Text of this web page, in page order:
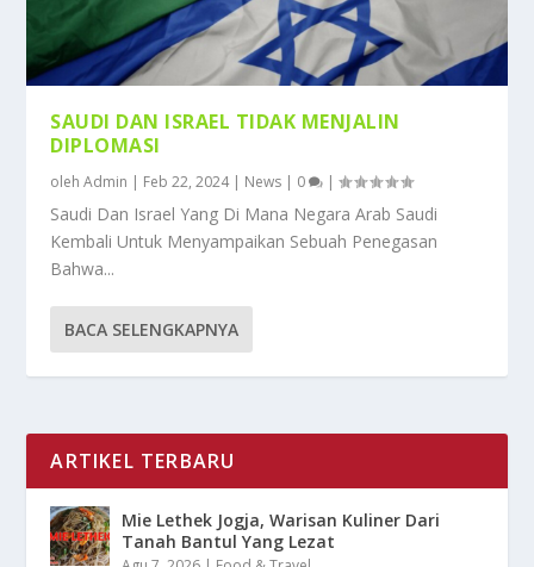
SAUDI DAN ISRAEL TIDAK MENJALIN
DIPLOMASI
olehAdmin | Feb 22, 2024| News | 0 |
Saudi Dan Israel Yang Di Mana Negara Arab Saudi
Kembali Untuk Menyampaikan Sebuah Penegasan
Bahwa...
BACA SELENGKAPNYA
ARTIKEL TERBARU
Mie Lethek Jogja, Warisan Kuliner Dari
Tanah Bantul Yang Lezat